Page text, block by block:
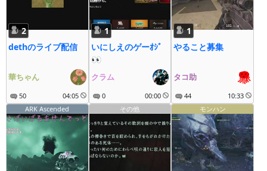
2
dethのライブ配信
華ちゃん
50 04:05
1
いにしえのゲーｵｼﾞ
👀
クラム
0 00:00
1
やること募集
タコ助
44
10:33
ARK Ascended
その他 モンハン